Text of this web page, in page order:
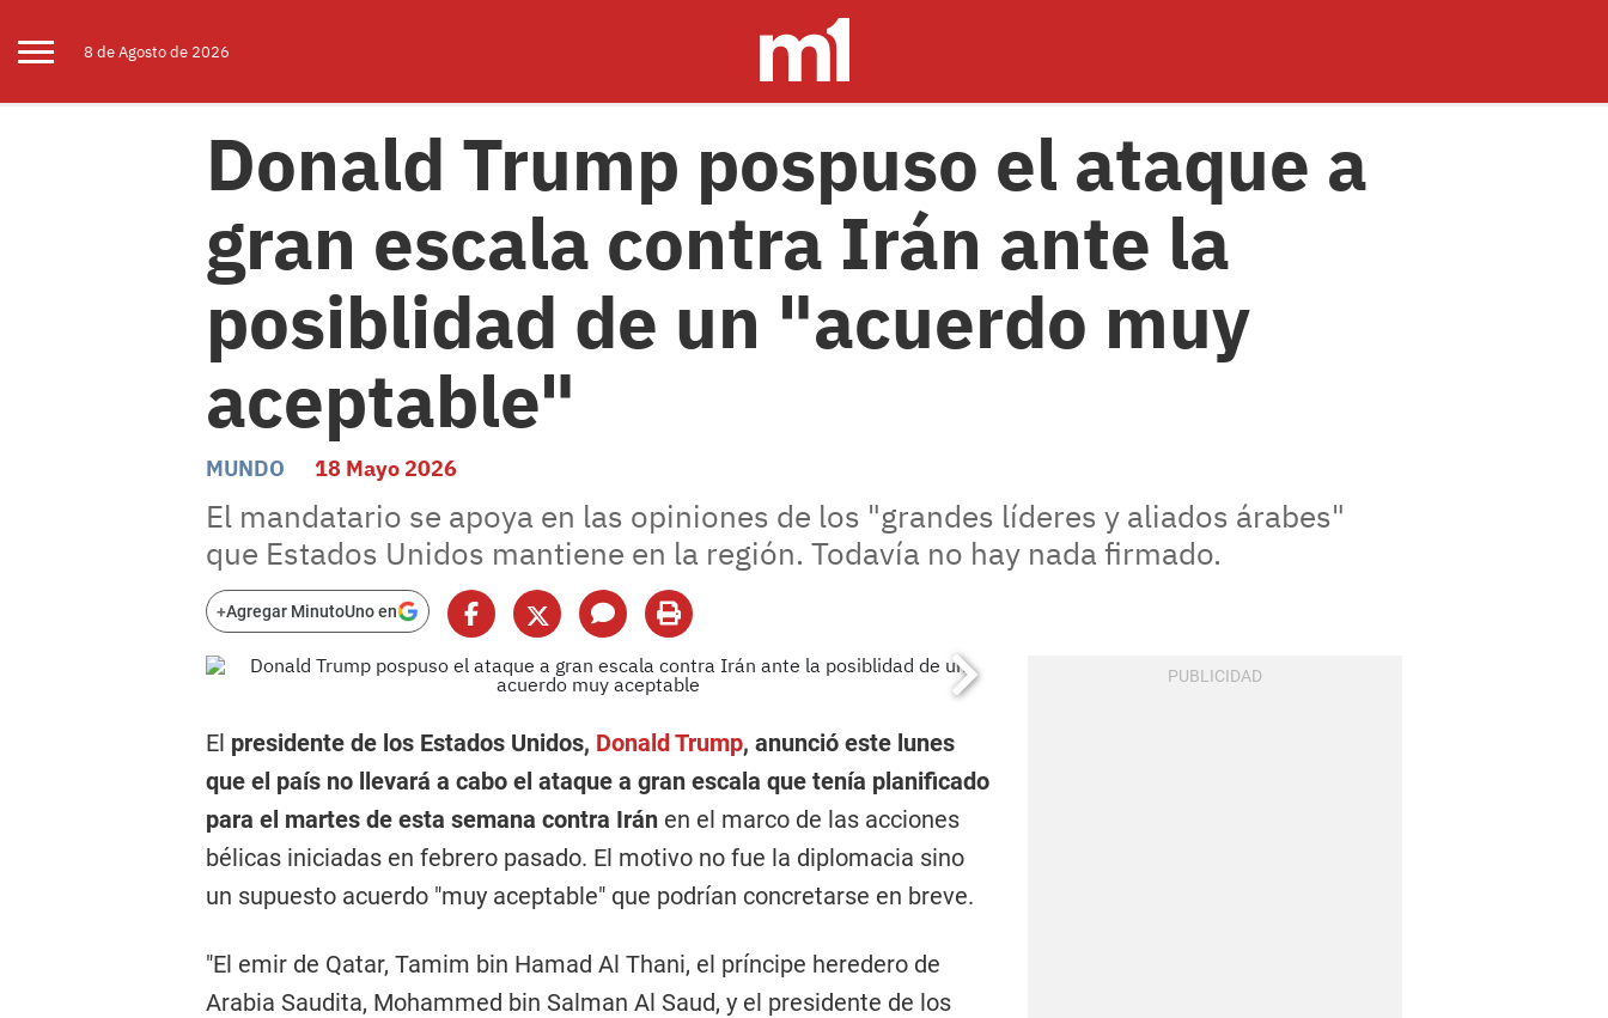
8 deAgostode 2026
Donald Trump pospuso el ataque a
gran escala contra Irán ante la
posiblidad de un "acuerdo muy
aceptable"
MUNDO 18 Mayo 2026
El mandatario se apoya en las opiniones de los "grandes líderes y aliados árabes"
que Estados Unidos mantiene en la región. Todavía no hay nada firmado.
+Agregar MinutoUno en
El presidente de los Estados Unidos, Donald Trump, anunció este lunes
que el país no llevará a cabo el ataque a gran escala que tenía planificado
para el martes de esta semana contra Irán en el marco de las acciones
bélicas iniciadas en febrero pasado. El motivo no fue la diplomacia sino
un supuesto acuerdo "muy aceptable" que podrían concretarse en breve.
"El emir de Qatar, Tamim bin Hamad Al Thani, el príncipe heredero de
Arabia Saudita, Mohammed bin Salman Al Saud, y el presidente de los